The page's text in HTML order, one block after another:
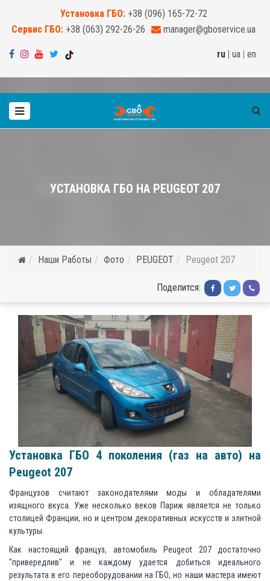
Установка ГБО: +38 (096) 165-72-72
Сервис ГБО: +38 (063) 292-26-26 manager@gboservice.ua
ru | ua | en
УСТАНОВКА ГБО НА PEUGEOT 207
Наши Работы Фото PEUGEOT Peugeot 207
Поделится:
Установка ГБО 4 поколения (газ на авто) на
Peugeot 207
Французов считают законодателями моды и обладателями
изящного вкуса. Уже несколько веков Париж является не только
столицей Франции, но и центром декоративных искусств и элитной
культуры.
Как настоящий француз, автомобиль Peugeot 207 достаточно
"привередлив" и не каждому удается добиться идеального
результата в его переоборудовании на ГБО, но наши мастера имеют